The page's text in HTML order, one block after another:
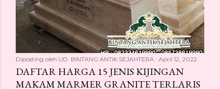
Diposting oleh UD. BINTANG ANTIK SEJAHTERA April 12, 2022
DAFTAR HARGA 15 JENIS KIJINGAN
MAKAM MARMER GRANITE TERLARIS